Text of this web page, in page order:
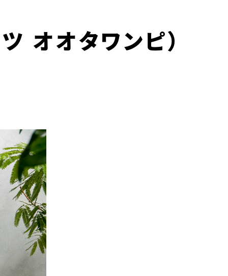
オタワンピ）